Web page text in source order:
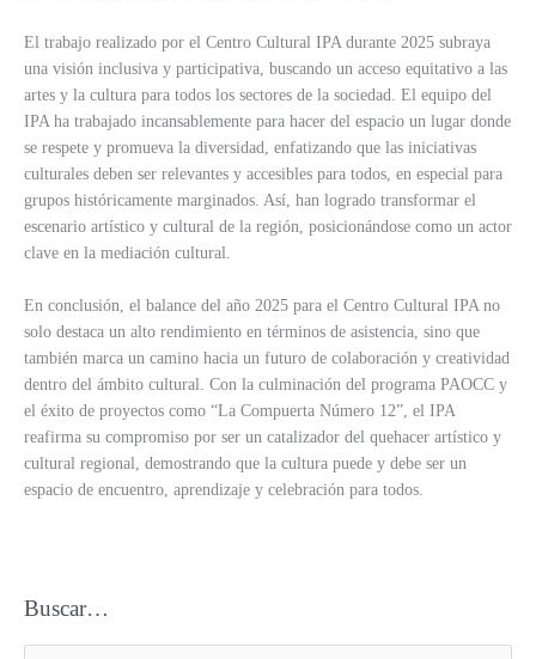
El trabajo realizado por el Centro Cultural IPA durante 2025 subraya
una visión inclusiva y participativa, buscando un acceso equitativo a las
artes y la cultura para todos los sectores de la sociedad. El equipo del
IPA ha trabajado incansablemente para hacer del espacio un lugar donde
se respete y promueva la diversidad, enfatizando que las iniciativas
culturales deben ser relevantes y accesibles para todos, en especial para
grupos históricamente marginados. Así, han logrado transformar el
escenario artístico y cultural de la región, posicionándose como un actor
clave en la mediación cultural.
En conclusión, el balance del año 2025 para el Centro Cultural IPA no
solo destaca un alto rendimiento en términos de asistencia, sino que
también marca un camino hacia un futuro de colaboración y creatividad
dentro del ámbito cultural. Con la culminación del programa PAOCC y
el éxito de proyectos como “La Compuerta Número 12”, el IPA
reafirma su compromiso por ser un catalizador del quehacer artístico y
cultural regional, demostrando que la cultura puede y debe ser un
espacio de encuentro, aprendizaje y celebración para todos.
Buscar…